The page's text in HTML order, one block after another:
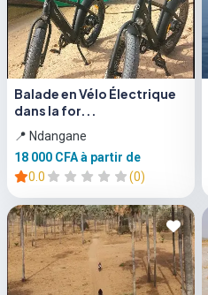
Balade en Vélo Électrique
dans la for...
📍 Ndangane
18 000 CFAà partir de
0.0
(0)